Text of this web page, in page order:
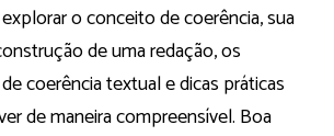
o conceito de coerência, sua
de uma redação, os
coerência textual e dicas práticas
de maneira compreensível. Boa